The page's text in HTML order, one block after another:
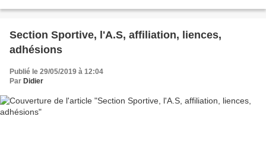
Section Sportive, l'A.S, affiliation, liences,
adhésions
Publié le 29/05/2019 à 12:04
Par Didier